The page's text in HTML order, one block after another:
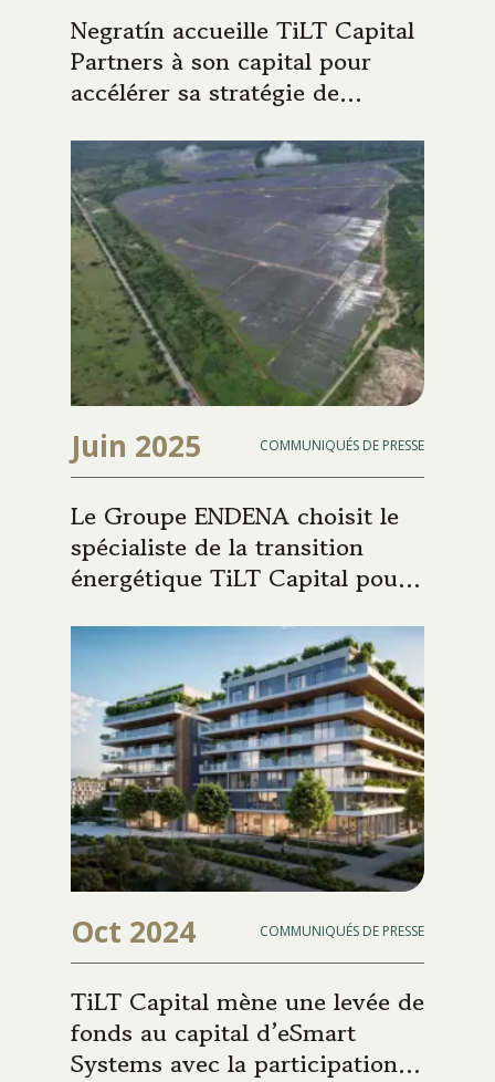
Negratín accueille TiLT Capital
Partners à son capital pour
accélérer sa stratégie de
Juin 2025 COMMUNIQUÉS DE PRESSE
Le Groupe ENDENA choisit le
spécialiste de la transition
énergétique TiLT Capital pour
croissance
Oct 2024 COMMUNIQUÉS DE PRESSE
TiLT Capital mène une levée de
fonds au capital d’eSmart
Systems avec la participation